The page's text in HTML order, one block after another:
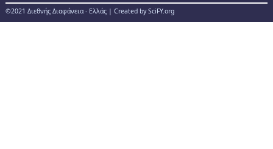
©2021 Διεθνής Διαφάνεια - Ελλάς | Created by SciFY.org